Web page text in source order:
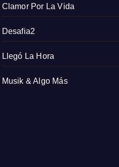
Clamor Por La Vida
Desafia2
Llegó La Hora
Musik & Algo Más